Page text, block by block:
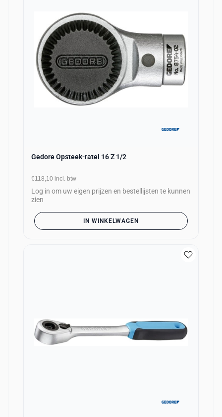
Gedore Opsteek-ratel 16 Z 1/2
€118,10 incl. btw
Log in om uw eigen prijzen en bestellijsten te kunnen
zien
IN WINKELWAGEN